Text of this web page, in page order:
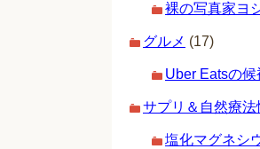
裸の写真家ヨ
グルメ (17)
Uber Eatsの
サプリ＆自然療法
塩化マグネシ